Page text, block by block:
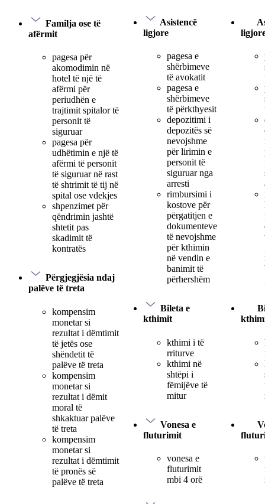
Familja ose të
afërmit
pagesa për
akomodimin në
hotel të një të
afërmi për
periudhën e
trajtimit spitalor të
personit të
siguruar
pagesa për
udhëtimin e një të
afërmi të personit
të siguruar në rast
të shtrimit të tij në
spital ose vdekjes
shpenzimet për
qëndrimin jashtë
shtetit pas
skadimit të
kontratës
Përgjegjësia ndaj
palëve të treta
kompensim
monetar si
rezultat i dëmtimit
të jetës ose
shëndetit të
palëve të treta
kompensim
monetar si
rezultat i dëmit
moral të
shkaktuar palëve
të treta
kompensim
monetar si
rezultat i dëmtimit
të pronës së
palëve të treta
Asistencë
ligjore
pagesa e
shërbimeve
të avokatit
pagesa e
shërbimeve
të përkthyesit
depozitimi i
depozitës së
nevojshme
për lirimin e
personit të
siguruar nga
arresti
rimbursimi i
kostove për
përgatitjen e
dokumenteve
të nevojshme
për kthimin
në vendin e
banimit të
përhershëm
Bileta e
kthimit
kthimi i të
rriturve
kthimi në
shtëpi i
fëmijëve të
mitur
Vonesa e
fluturimit
vonesa e
fluturimit
mbi 4 orë